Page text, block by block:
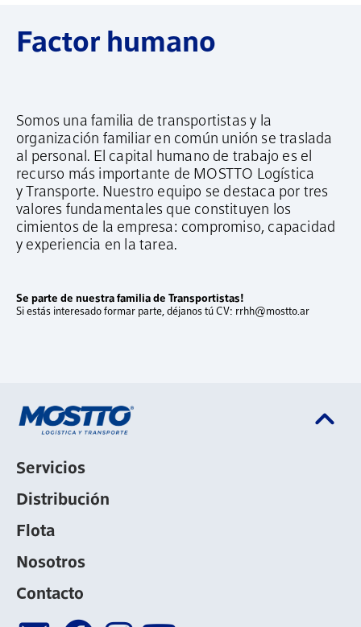
Factor humano
Somos una familia de transportistas y la
organización familiar en común unión se traslada
al personal. El capital humano de trabajo es el
recurso más importante de MOSTTO Logística
y Transporte. Nuestro equipo se destaca por tres
valores fundamentales que constituyen los
cimientos de la empresa: compromiso, capacidad
y experiencia en la tarea.
Se parte de nuestra familia de Transportistas!
Si estás interesado formar parte, déjanos tú CV: rrhh@mostto.ar
keyboard_arrow_up
Servicios
Distribución
Flota
Nosotros
Contacto